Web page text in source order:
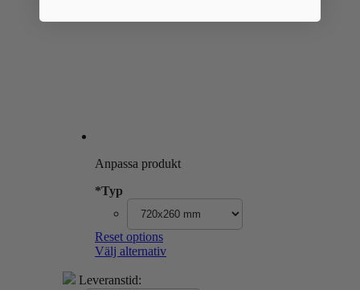
Anpassa produkt
*Typ
Reset options
Välj alternativ
Leveranstid: